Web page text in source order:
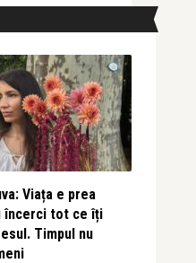
Viața e prea
încerci tot ce îți
Timpul nu